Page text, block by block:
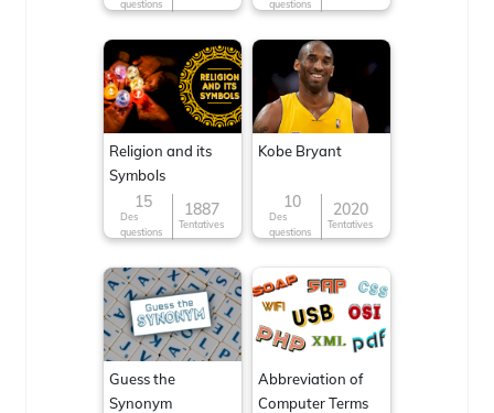
questions
questions
Religion and its
Symbols
15
Des
questions
1887
Tentatives
Kobe Bryant
10
Des
questions
2020
Tentatives
Guess the
Synonym
Abbreviation of
Computer Terms